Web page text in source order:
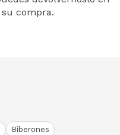
compra.
Biberones